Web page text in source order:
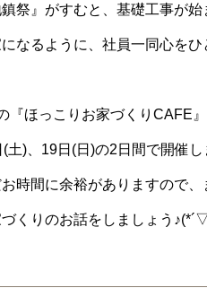
祭』がすむと、基礎工事が始
なるように、社員一同心を
『ほっこりお家づくりCAFE
土)、19日(日)の2日間で開催し
時間に余裕がありますので
くりのお話をしましょう